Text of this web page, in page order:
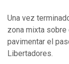
Una vez
zona mixta sobre
pavimentar el
Libertadores.